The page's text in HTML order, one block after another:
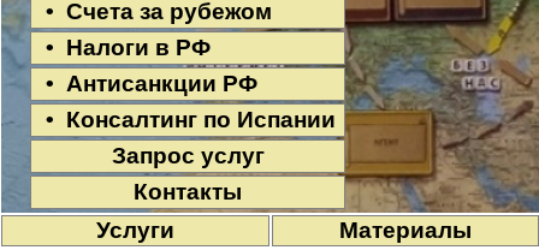
• Счета за рубежом
• Налоги в РФ
• Антисанкции РФ
• Консалтинг по Испании
Запрос услуг
Контакты
Услуги
Материалы